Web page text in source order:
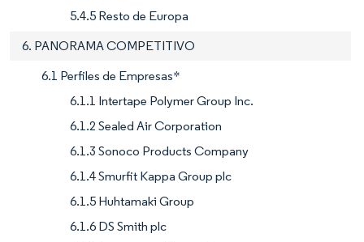
5.4.5 Resto de Europa
6. PANORAMA COMPETITIVO
6.1 Perfiles de Empresas*
6.1.1 Intertape Polymer Group Inc.
6.1.2 Sealed Air Corporation
6.1.3 Sonoco Products Company
6.1.4 Smurfit Kappa Group plc
6.1.5 Huhtamaki Group
6.1.6 DS Smith plc